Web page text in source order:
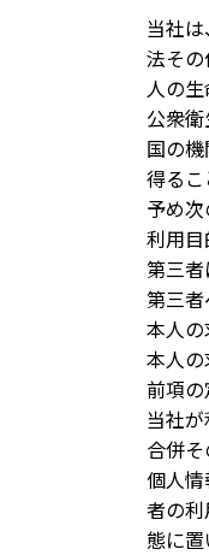
当社
法その
人の
公衆
国の
得る
予め
利用
第三
第三
本人
本人
前項
当社
合併
個人
者の
態に